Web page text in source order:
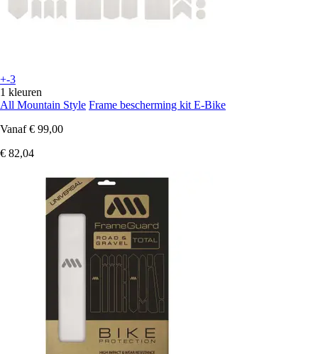
+-3
1 kleuren
All Mountain Style Frame bescherming kit E-Bike
Vanaf € 99,00
€ 82,04